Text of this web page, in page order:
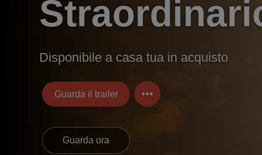
Disponibile a casa tua in acquisto
Guarda il trailer